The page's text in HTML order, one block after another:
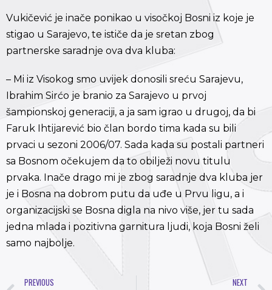
Vukičević je inače ponikao u visočkoj Bosni iz koje je
stigao u Sarajevo, te ističe da je sretan zbog
partnerske saradnje ova dva kluba:
– Mi iz Visokog smo uvijek donosili sreću Sarajevu,
Ibrahim Sirćo je branio za Sarajevo u prvoj
šampionskoj generaciji, a ja sam igrao u drugoj, da bi
Faruk Ihtijarević bio član bordo tima kada su bili
prvaci u sezoni 2006/07. Sada kada su postali partneri
sa Bosnom očekujem da to obilježi novu titulu
prvaka. Inače drago mi je zbog saradnje dva kluba jer
je i Bosna na dobrom putu da uđe u Prvu ligu, a i
organizacijski se Bosna digla na nivo više, jer tu sada
jedna mlada i pozitivna garnitura ljudi, koja Bosni želi
samo najbolje.
PREVIOUS NEXT